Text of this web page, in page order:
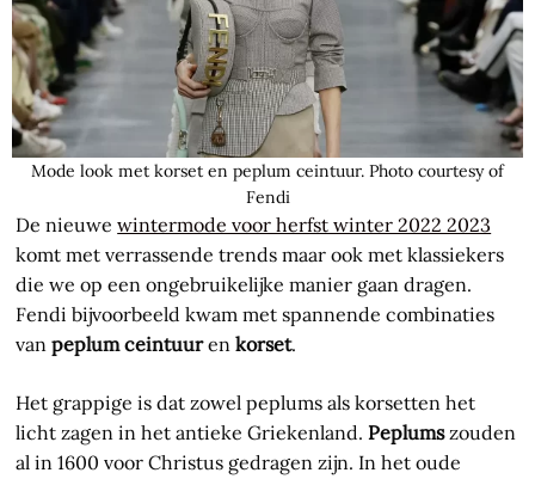
Mode look met korset en peplum ceintuur. Photo courtesy of
Fendi
De nieuwewintermode voor herfst winter 2022 2023
komt met verrassende trends maar ook met klassiekers
die we op een ongebruikelijke manier gaan dragen.
Fendi bijvoorbeeld kwam met spannende combinaties
vanpeplum ceintuurenkorset.
Het grappige is dat zowel peplums als korsetten het
licht zagen in het antieke Griekenland.Peplumszouden
al in 1600 voor Christus gedragen zijn. In het oude